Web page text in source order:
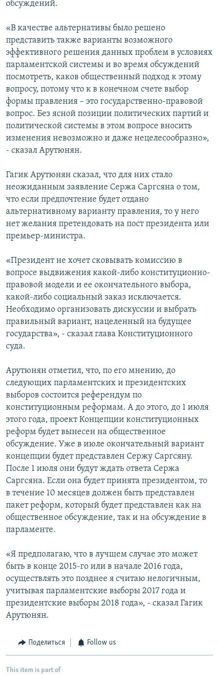
обсуждений.
«В качестве альтернативы было решено
представить также варианты возможного
эффективного решения данных проблем в условиях
парламентской системы и во время обсуждений
посмотреть, каков общественный подход к этому
вопросу, потому что к в конечном счете выбор
формы правления – это государственно-правовой
вопрос. Без ясной позиции политических партий и
политической системы в этом вопросе вносить
изменения невозможно и даже нецелесообразно»,
- сказал Арутюнян.
Гагик Арутюнян сказал, что для них стало
неожиданным заявление Сержа Саргсяна о том,
что если предпочтение будет отдано
альтернативному варианту правления, то у него
нет желания претендовать на пост президента или
премьер-министра.
«Президент не хочет сковывать комиссию в
вопросе выдвижения какой-либо конституционно-
правовой модели и ее окончательного выбора,
какой-либо социальный заказ исключается.
Необходимо организовать дискуссии и выбрать
правильный вариант, нацеленный на будущее
государства», - сказал глава Конституционного
суда.
Арутюнян отметил, что, по его мнению, до
следующих парламентских и президентских
выборов состоится референдум по
конституционным реформам. А до этого, до 1 июля
этого года, проект Концепции конституционных
реформ будет вынесен на общественное
обсуждение. Уже в июле окончательный вариант
концепции будет представлен Сержу Саргсяну.
После 1 июля они будут ждать ответа Сержа
Саргсяна. Если она будет принята президентом, то
в течение 10 месяцев должен быть представлен
пакет реформ, который будет представлен как на
общественное обсуждение, так и на обсуждение в
парламенте.
«Я предполагаю, что в лучшем случае это может
быть в конце 2015-го или в начале 2016 года,
осуществлять это позднее я считаю нелогичным,
учитывая парламентские выборы 2017 года и
президентские выборы 2018 года», - сказал Гагик
Арутюнян.
Поделиться Follow us
This item is part of